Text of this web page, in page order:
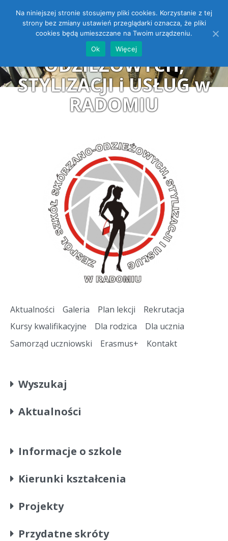
Open toolbar
ZESPÓŁ SZKÓŁ
SKÓRZANO-
ODZIEŻOWYCH,
STYLIZACJI i USŁUG w
RADOMIU
Aktualności Galeria Plan lekcji
Rekrutacja
Kursy kwalifikacyjne
Dla rodzica
Dla ucznia
Samorząd uczniowski
Erasmus+ Kontakt
Wyszukaj
Aktualności
Informacje o szkole
Kierunki kształcenia
Projekty
Przydatne skróty
Na niniejszej stronie stosujemy pliki cookies. Korzystanie z tej
strony bez zmiany ustawień przeglądarki oznacza, że pliki
cookies będą umieszczane na Twoim urządzeniu.
Ok
Więcej